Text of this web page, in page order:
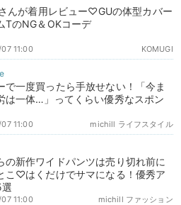
んが着用レビュー♡GUの体型カバー
TのNG＆OKコーデ
KOMUGI
11:00
で一度買ったら手放せない！「今ま
は一体…」ってくらい優秀なスポン
michill ライフスタイル
11:00
の新作ワイドパンツは売り切れ前に
こ♡はくだけでサマになる！優秀ア
michill ファッション
11:00